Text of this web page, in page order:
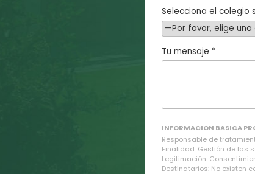
Selecciona el colegio
Tu mensaje *
INFORMACION BASICA
Responsable de
Finalidad: Gestión de las
Legitimación:
Destinatarios: No existen